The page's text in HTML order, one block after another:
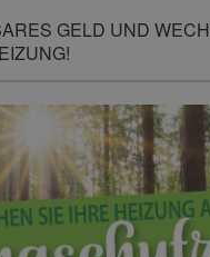
GELD UND